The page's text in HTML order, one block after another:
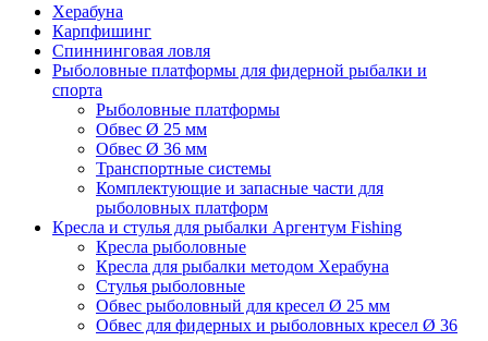
Херабуна
Карпфишинг
Спиннинговая ловля
Рыболовные платформы для фидерной рыбалки и
спорта
Рыболовные платформы
Обвес Ø 25 мм
Обвес Ø 36 мм
Транспортные системы
Комплектующие и запасные части для
рыболовных платформ
Кресла и стулья для рыбалки Аргентум Fishing
Кресла рыболовные
Кресла для рыбалки методом Херабуна
Стулья рыболовные
Обвес рыболовный для кресел Ø 25 мм
Обвес для фидерных и рыболовных кресел Ø 36